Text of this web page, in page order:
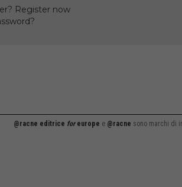
Register now
@racne editrice foreurope e @racne sono marchi di